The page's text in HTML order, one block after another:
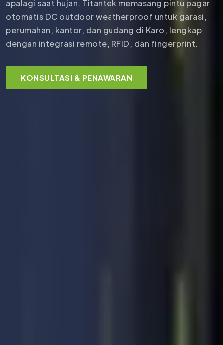
apalagi saat hujan. Titantek memasang pintu pagar
otomatis DC outdoor weatherproof untuk garasi,
perumahan, kantor, dan gudang di Karo, lengkap
dengan integrasi remote, RFID, dan fingerprint.
KONSULTASI & PENAWARAN